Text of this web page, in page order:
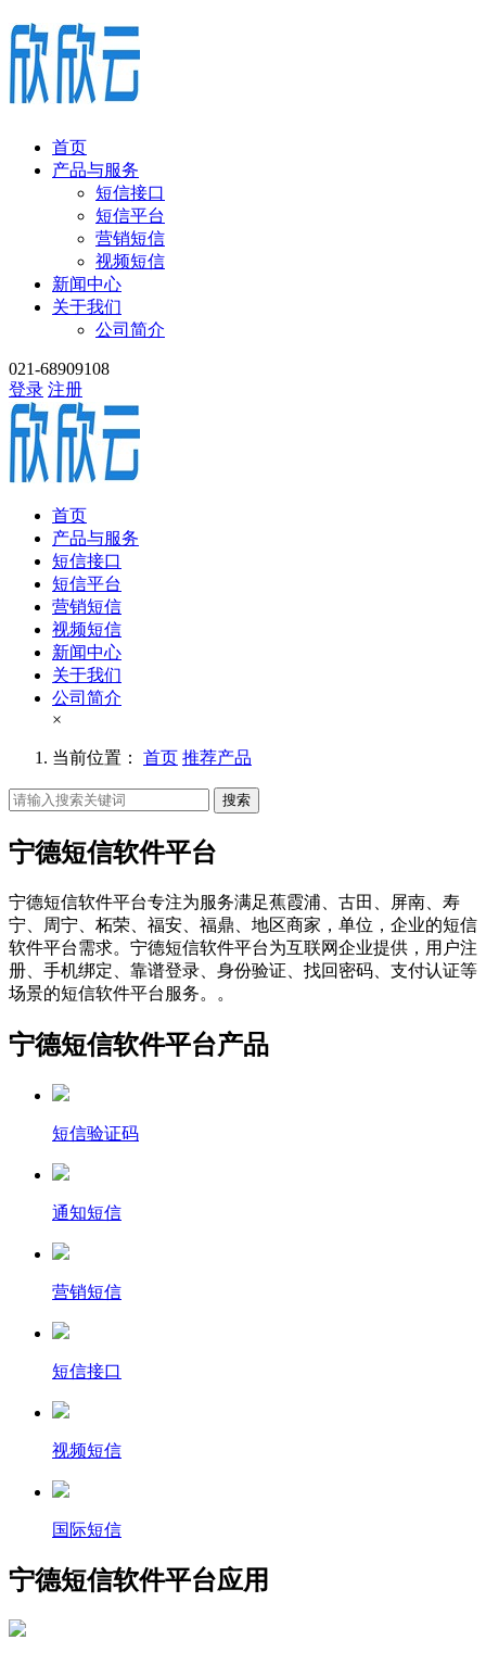
首页
产品与服务
短信接口
短信平台
营销短信
视频短信
新闻中心
关于我们
公司简介
021-68909108
登录 注册
首页
产品与服务
短信接口
短信平台
营销短信
视频短信
新闻中心
关于我们
公司简介
×
当前位置： 首页 推荐产品
搜索
宁德短信软件平台
宁德短信软件平台专注为服务满足蕉霞浦、古田、屏南、寿
宁、周宁、柘荣、福安、福鼎、地区商家，单位，企业的短信
软件平台需求。宁德短信软件平台为互联网企业提供，用户注
册、手机绑定、靠谱登录、身份验证、找回密码、支付认证等
场景的短信软件平台服务。。
宁德短信软件平台产品
短信验证码
通知短信
营销短信
短信接口
视频短信
国际短信
宁德短信软件平台应用